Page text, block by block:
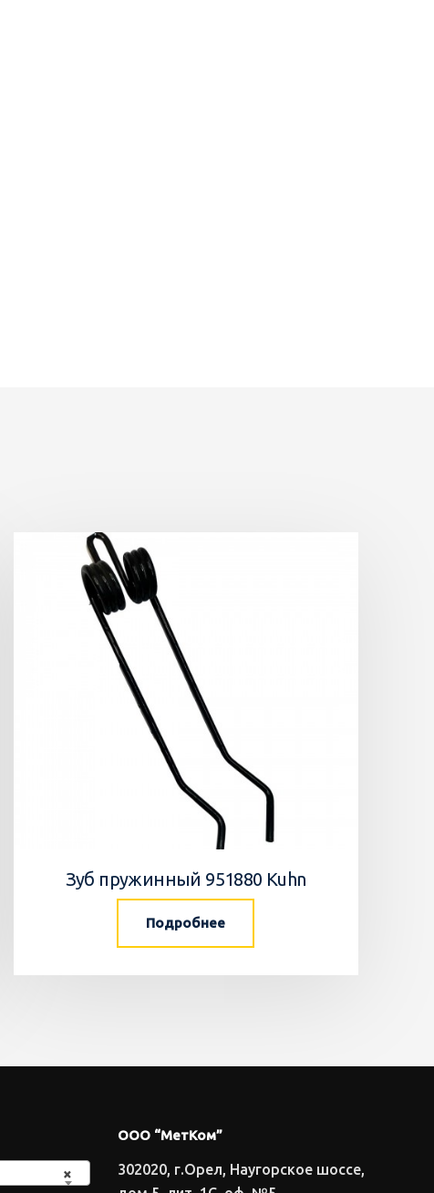
Зуб пружинный 951880 Kuhn
Подробнее
×
ООО “МетКом”
302020, г.Орел, Наугорское шоссе,